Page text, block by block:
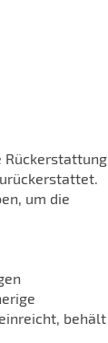
Rückerstattung
um die
behält